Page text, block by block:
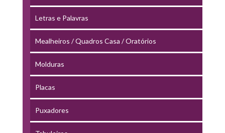
Letras e Palavras
Mealheiros / Quadros Casa / Oratórios
Molduras
Placas
Puxadores